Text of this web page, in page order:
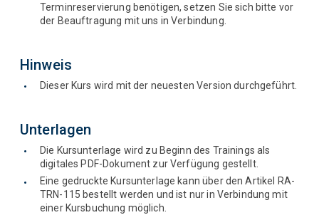
Terminreservierung benötigen, setzen Sie sich bitte vor
der Beauftragung mit uns in Verbindung.
Hinweis
Dieser Kurs wird mit der neuesten Version durchgeführt.
Unterlagen
Die Kursunterlage wird zu Beginn des Trainings als
digitales PDF-Dokument zur Verfügung gestellt.
Eine gedruckte Kursunterlage kann über den Artikel RA-
TRN-115 bestellt werden und ist nur in Verbindung mit
einer Kursbuchung möglich.